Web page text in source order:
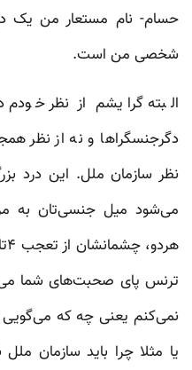
حسام- نام مستعار من یک
شخصی من است.
البته گرایشم از نظر
دگر‌جنسگراها و نه از نظر
نظر سازمان ملل. این درد
می‌شود میل جنسی‌تان به
ترنس پای صحبت‌های شما
نمی‌کنم یعنی چه که
یا مثلا چرا باید سازمان